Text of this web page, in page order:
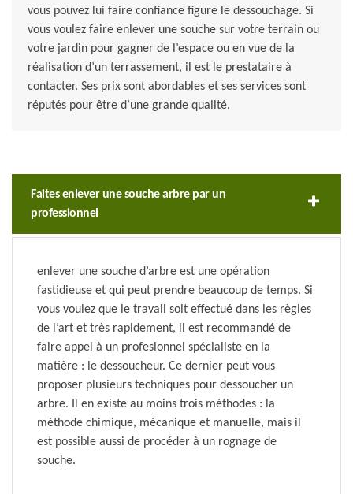
vous pouvez lui faire confiance figure le dessouchage. Si
vous voulez faire enlever une souche sur votre terrain ou
votre jardin pour gagner de l’espace ou en vue de la
réalisation d’un terrassement, il est le prestataire à
contacter. Ses prix sont abordables et ses services sont
réputés pour être d’une grande qualité.
Faites enlever une souche arbre par un
professionnel
enlever une souche d’arbre est une opération
fastidieuse et qui peut prendre beaucoup de temps. Si
vous voulez que le travail soit effectué dans les règles
de l’art et très rapidement, il est recommandé de
faire appel à un profesionnel spécialiste en la
matière : le dessoucheur. Ce dernier peut vous
proposer plusieurs techniques pour dessoucher un
arbre. Il en existe au moins trois méthodes : la
méthode chimique, mécanique et manuelle, mais il
est possible aussi de procéder à un rognage de
souche.